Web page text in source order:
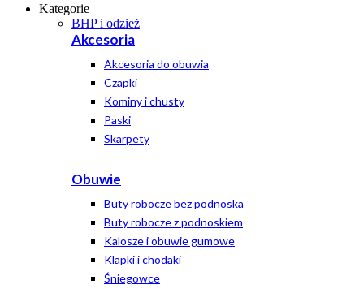
Kategorie
BHP i odzież
Akcesoria
Akcesoria do obuwia
Czapki
Kominy i chusty
Paski
Skarpety
Obuwie
Buty robocze bez podnoska
Buty robocze z podnoskiem
Kalosze i obuwie gumowe
Klapki i chodaki
Śniegowce